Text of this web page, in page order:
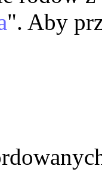
". Aby